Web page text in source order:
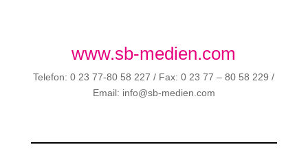
www.sb-medien.com
Telefon: 0 23 77-80 58 227 / Fax: 0 23 77 – 80 58 229 /
Email: info@sb-medien.com